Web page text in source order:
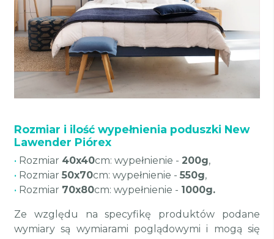
Rozmiar i ilość wypełnienia poduszki New
Lawender Piórex
• Rozmiar 40x40cm: wypełnienie - 200g,
• Rozmiar 50x70cm: wypełnienie - 550g,
• Rozmiar 70x80cm: wypełnienie - 1000g.
Ze względu na specyfikę produktów podane
wymiary są wymiarami poglądowymi i mogą się